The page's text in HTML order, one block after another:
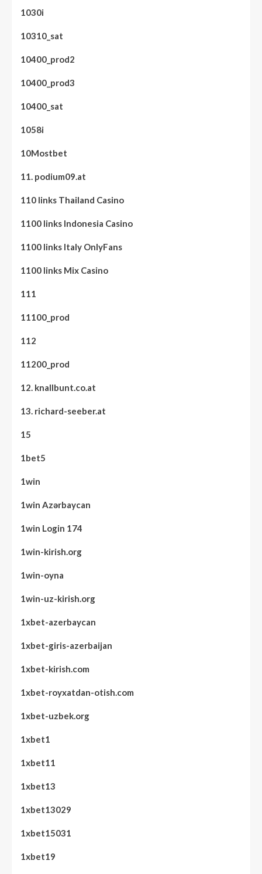
1030i
10310_sat
10400_prod2
10400_prod3
10400_sat
1058i
10Mostbet
11. podium09.at
110 links Thailand Casino
1100 links Indonesia Casino
1100 links Italy OnlyFans
1100 links Mix Casino
111
11100_prod
112
11200_prod
12. knallbunt.co.at
13. richard-seeber.at
15
1bet5
1win
1win Azərbaycan
1win Login 174
1win-kirish.org
1win-oyna
1win-uz-kirish.org
1xbet-azerbaycan
1xbet-giris-azerbaijan
1xbet-kirish.com
1xbet-royxatdan-otish.com
1xbet-uzbek.org
1xbet1
1xbet11
1xbet13
1xbet13029
1xbet15031
1xbet19